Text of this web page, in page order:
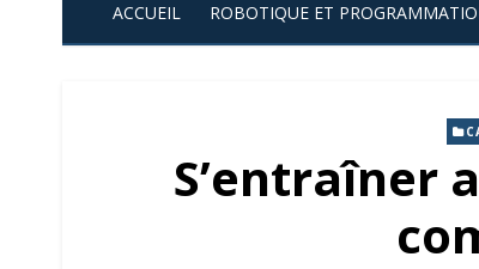
ACCUEIL ROBOTIQUE ET
S’entraîner